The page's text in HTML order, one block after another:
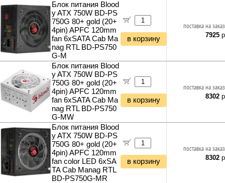
Блок питания Blood
y ATX 750W BD-PS
750G 80+ gold (20+
4pin) APFC 120mm
fan 6xSATA Cab Ma
nag RTL BD-PS750
G-M
в корзину
поставка на
7925
Блок питания Blood
y ATX 750W BD-PS
750G 80+ gold (20+
4pin) APFC 120mm
fan 6xSATA Cab Ma
nag RTL BD-PS750
G-MW
в корзину
поставка на
8302
Блок питания Blood
y ATX 750W BD-PS
750G 80+ gold (20+
4pin) APFC 120mm
fan color LED 6xSA
TA Cab Manag RTL
BD-PS750G-MR
в корзину
поставка на
8302